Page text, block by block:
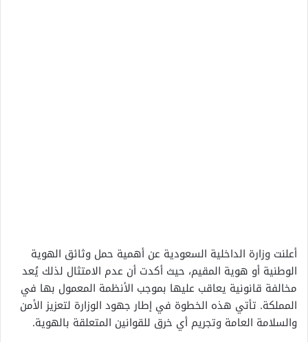
أعلنت وزارة الداخلية السعودية عن أهمية حمل وثائق الهوية
الوطنية أو هوية المقيم، حيث أكدت أن عدم الامتثال لذلك يُعد
مخالفة قانونية يعاقب عليها بموجب الأنظمة المعمول بها في
المملكة. تأتي هذه الخطوة في إطار جهود الوزارة لتعزيز الأمن
والسلامة العامة وتجريم أي خرق للقوانين المتعلقة بالهوية.